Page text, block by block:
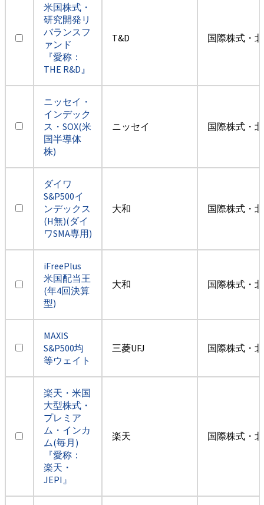
米国株式・
研究開発リ
バランスフ
ァンド
『愛称：
THE R&D』
T&D 国際株式・
ニッセイ・
インデック
ス・SOX(米
国半導体
株)
ニッセイ 国際株式・
ダイワ
S&P500イ
ンデックス
(H無)(ダイ
ワSMA専用)
大和 国際株式・
iFreePlus
米国配当王
(年4回決算
型)
大和 国際株式・
MAXIS
S&P500均
等ウェイト
三菱UFJ 国際株式・
楽天・米国
大型株式・
プレミア
ム・インカ
ム(毎月)
『愛称：
楽天・
JEPI』
楽天 国際株式・